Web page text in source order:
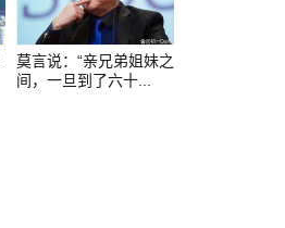
莫言说：“亲兄弟姐妹之
间，一旦到了六十...